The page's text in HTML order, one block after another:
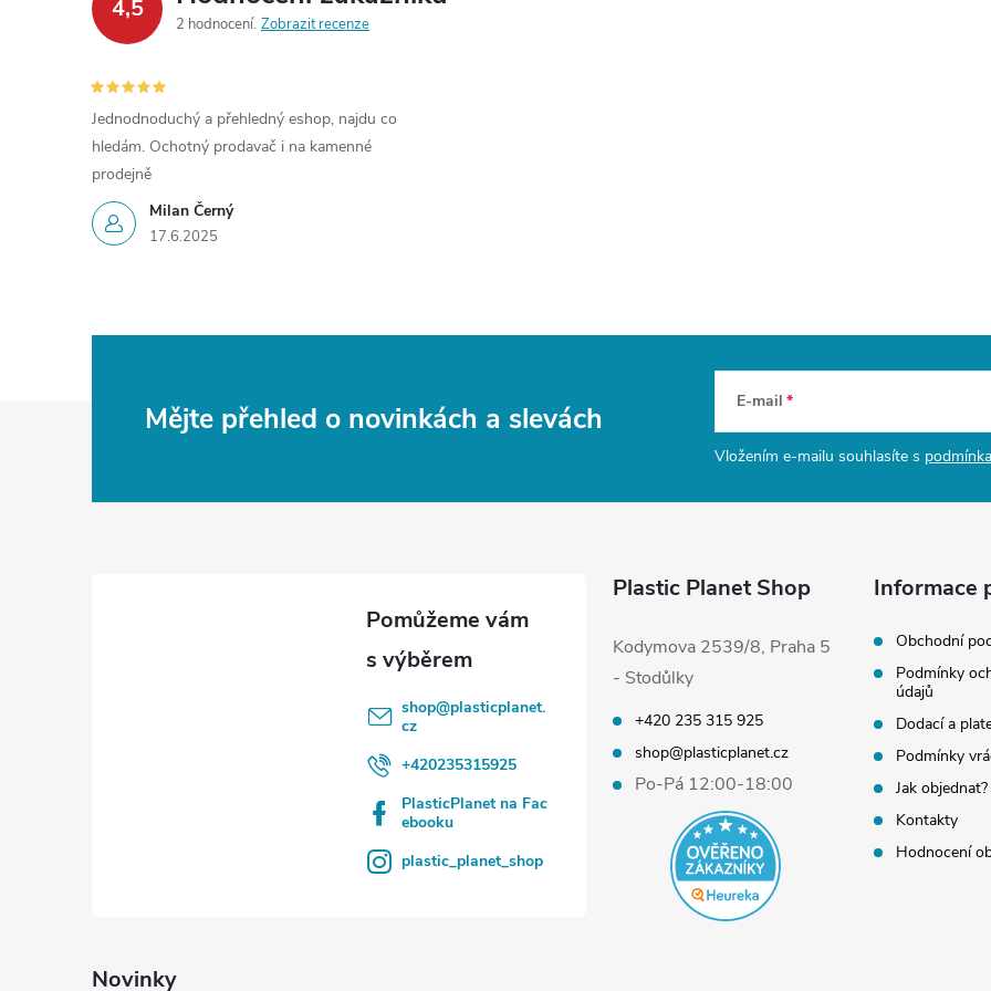
4,5
2 hodnocení Zobrazit recenze
Milan Černý
17.6.2025
Jednodnoduchý a přehledný eshop, najdu co
hledám. Ochotný prodavač i na kamenné
prodejně
Mějte přehled o novinkách a slevách E-mail
Vložením e-mailu souhlasíte s
shop@plasticplanet.
cz
+420235315925
PlasticPlanet na Fac
ebooku
plastic_planet_shop
Plastic Planet Shop
Kodymova 2539/8, Praha 5
- Stodůlky
+420 235 315 925
shop@plasticplanet.cz
Po-Pá 12:00-18:00
Informace
Obchodní
Podmínky
údajů
Dodací a
Podmínky
Jak objednat?
Kontakty
Hodnocení
Novinky